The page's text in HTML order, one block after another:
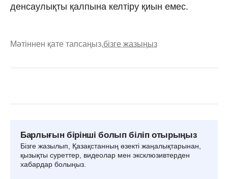
денсаулықты қалпына келтіру қиын емес.
Мәтіннен қате тапсаңыз,бізге жазыңыз
Барлығын бірінші болып біліп отырыңыз
Бізге жазылып, Қазақстанның өзекті жаңалықтарынан,
қызықты суреттер, видеолар мен эксклюзивтерден
хабардар болыңыз.